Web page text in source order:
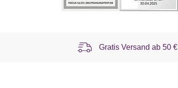
Gratis Versand ab50 €